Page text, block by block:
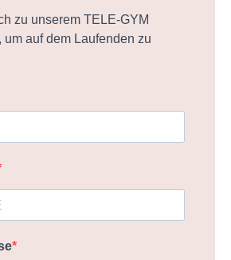
zu unserem TELE-GYM
um auf dem Laufenden zu